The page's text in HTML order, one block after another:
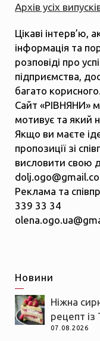
Архів усіх
Цікаві інтерв’ю,
інформація та
розповіді про
підприємства,
багато корисного.
Сайт «РІВНЯНИ»
мотивує та який
Якщо ви маєте
пропозиції зі
висловити свою
Реклама та
339 33 34
Новини
Ніжна
рецепт із
07.08.2026